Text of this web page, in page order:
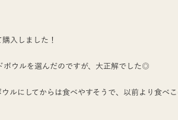
入しました！
ボウルを選んだのですが、大正解でした◎
ルにしてからは食べやすそうで、以前より食べ